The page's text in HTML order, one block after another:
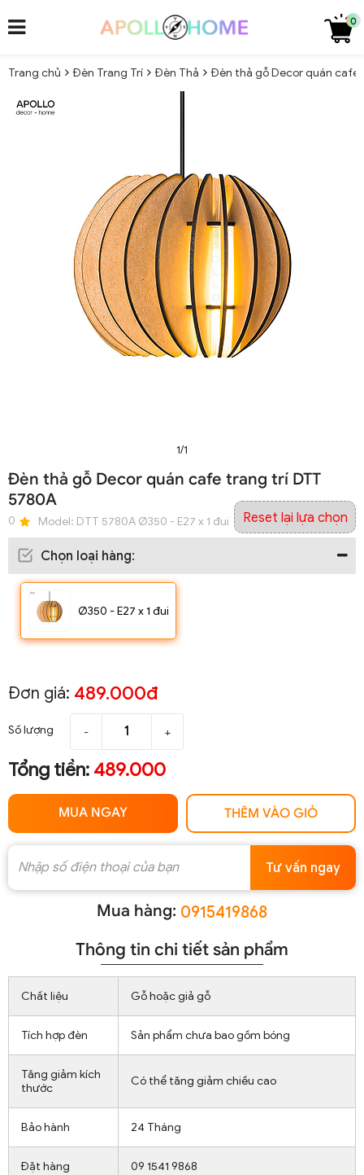
0
Trang chủ Đèn Trang Trí Đèn Thả Đèn thả gỗ Decor quán cafe
1/1
Đèn thả gỗ Decor quán cafe trang trí DTT
5780A
0 Model: DTT 5780A Ø350 - E27 x 1 đui
Chọn loại hàng:
Ø350 - E27 x 1 đui
Reset lại lựa chọn
Đơn giá: 489.000đ
Số lượng - +
Tổng tiền: 489.000
MUA NGAY THÊM VÀO GIỎ
Tư vấn ngay
Mua hàng: 0915419868
Thông tin chi tiết sản phẩm
Chất liệu Gỗ hoặc giả gỗ
Tích hợp đèn Sản phẩm chưa bao gồm bóng
Tăng giảm kích
thước
Có thể tăng giảm chiều cao
Bảo hành 24 Tháng
Đặt hàng 09 1541 9868